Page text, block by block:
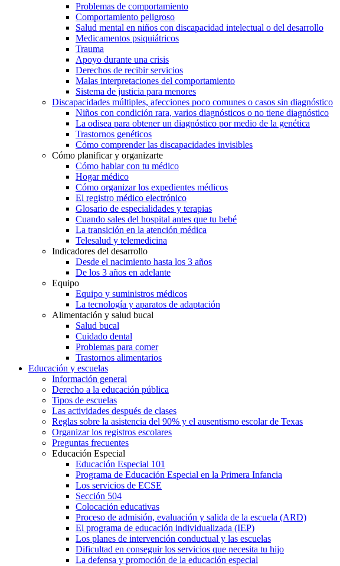
Problemas de comportamiento
Comportamiento peligroso
Salud mental en niños con discapacidad intelectual o del desarrollo
Medicamentos psiquiátricos
Trauma
Apoyo durante una crisis
Derechos de recibir servicios
Malas interpretaciones del comportamiento
Sistema de justicia para menores
Discapacidades múltiples, afecciones poco comunes o casos sin diagnóstico
Niños con condición rara, varios diagnósticos o no tiene diagnóstico
La odisea para obtener un diagnóstico por medio de la genética
Trastornos genéticos
Cómo comprender las discapacidades invisibles
Cómo planificar y organizarte
Cómo hablar con tu médico
Hogar médico
Cómo organizar los expedientes médicos
El registro médico electrónico
Glosario de especialidades y terapias
Cuando sales del hospital antes que tu bebé
La transición en la atención médica
Telesalud y telemedicina
Indicadores del desarrollo
Desde el nacimiento hasta los 3 años
De los 3 años en adelante
Equipo
Equipo y suministros médicos
La tecnología y aparatos de adaptación
Alimentación y salud bucal
Salud bucal
Cuidado dental
Problemas para comer
Trastornos alimentarios
Educación y escuelas
Información general
Derecho a la educación pública
Tipos de escuelas
Las actividades después de clases
Reglas sobre la asistencia del 90% y el ausentismo escolar de Texas
Organizar los registros escolares
Preguntas frecuentes
Educación Especial
Educación Especial 101
Programa de Educación Especial en la Primera Infancia
Los servicios de ECSE
Sección 504
Colocación educativas
Proceso de admisión, evaluación y salida de la escuela (ARD)
El programa de educación individualizada (IEP)
Los planes de intervención conductual y las escuelas
Dificultad en conseguir los servicios que necesita tu hijo
La defensa y promoción de la educación especial